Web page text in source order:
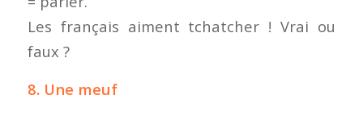
Les français aiment tchatcher ! Vrai ou
faux ?
8. Une meuf